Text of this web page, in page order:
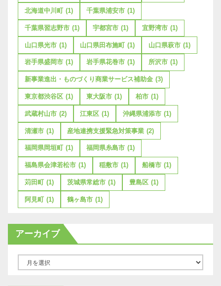
北海道中川町 (1) 千葉県浦安市 (1)
千葉県習志野市 (1) 宇都宮市 (1) 宜野湾市 (1)
山口県光市 (1) 山口県田布施町 (1) 山口県萩市 (1)
岩手県盛岡市 (1) 岩手県花巻市 (1) 所沢市 (1)
新事業進出・ものづくり商業サービス補助金 (3)
東京都渋谷区 (1) 東大阪市 (1) 柏市 (1)
武蔵村山市 (2) 江東区 (1) 沖縄県浦添市 (1)
清瀬市 (1) 産地連携支援緊急対策事業 (2)
福岡県岡垣町 (1) 福岡県糸島市 (1)
福島県会津若松市 (1) 稲敷市 (1) 船橋市 (1)
苅田町 (1) 茨城県常総市 (1) 豊島区 (1)
阿見町 (1) 鶴ヶ島市 (1)
アーカイブ